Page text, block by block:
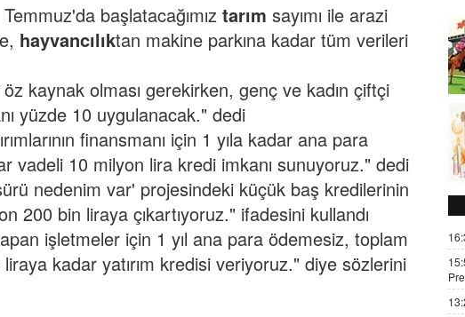
başlatacağımız tarım sayımı ile arazi
hayvancılıktan makine parkına kadar tüm verileri
öz kaynak olması gerekirken, genç ve kadın çiftçi
yüzde 10 uygulanacak." dedi
finansmanı için 1 yıla kadar ana para
vadeli 10 milyon lira kredi imkanı sunuyoruz." dedi
nedenim var' projesindeki küçük baş kredilerinin
200 bin liraya çıkartıyoruz." ifadesini kullandı
işletmeler için 1 yıl ana para ödemesiz, toplam
kadar yatırım kredisi veriyoruz." diye sözlerini